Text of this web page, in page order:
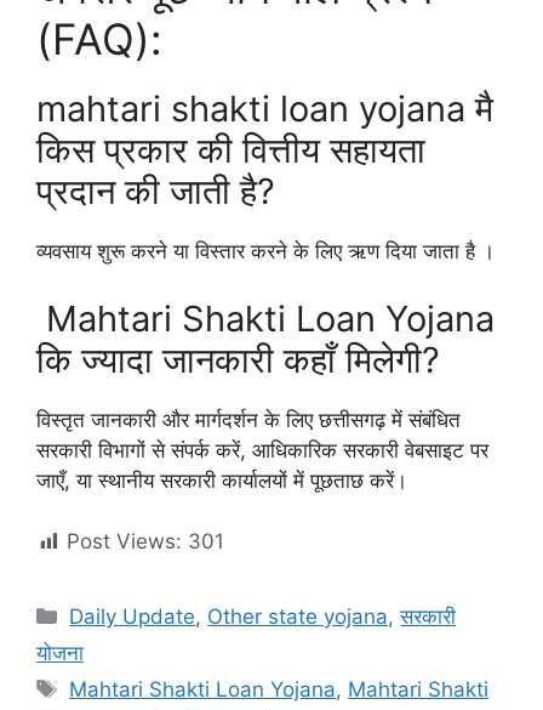
(FAQ):
mahtari shakti loan yojana मै
किस प्रकार की वित्तीय सहायता
प्रदान की जाती है?
व्यवसाय शुरू करने या विस्तार करने के लिए ऋण दिया जाता है ।
Mahtari Shakti Loan Yojana
कि ज्यादा जानकारी कहाँ मिलेगी?
विस्तृत जानकारी और मार्गदर्शन के लिए छत्तीसगढ़ में संबंधित
सरकारी विभागों से संपर्क करें, आधिकारिक सरकारी वेबसाइट पर
जाएँ, या स्थानीय सरकारी कार्यालयों में पूछताछ करें।
Post Views: 301
Categories
Daily Update, Other state yojana,सरकारी
योजना
Tags
Mahtari Shakti Loan Yojana, Mahtari Shakti